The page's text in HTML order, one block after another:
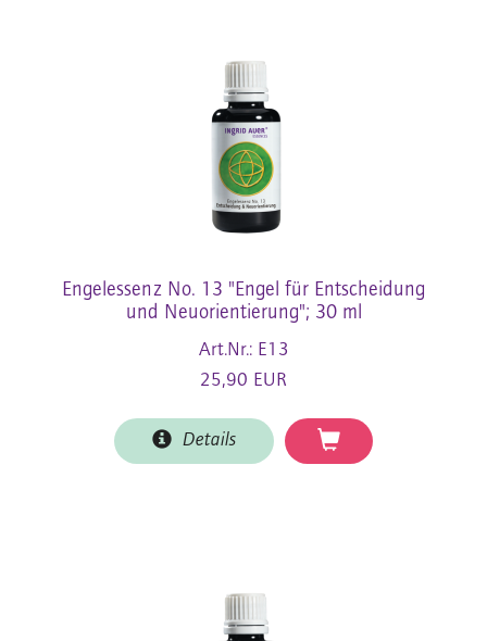
Engelessenz No. 13 "Engel für Entscheidung
und Neuorientierung"; 30 ml
Art.Nr.: E13
25,90 EUR
Details